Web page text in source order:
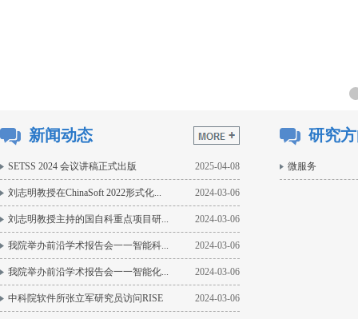
新闻动态
2025-04-08
SETSS 2024 会议讲稿正式出版
2024-03-06
刘志明教授在ChinaSoft 2022形式化...
2024-03-06
刘志明教授主持的国自科重点项目研...
2024-03-06
我院举办前沿学术报告会一一智能科...
2024-03-06
我院举办前沿学术报告会一一智能化...
2024-03-06
中科院软件所张立军研究员访问RISE
研究
微服务